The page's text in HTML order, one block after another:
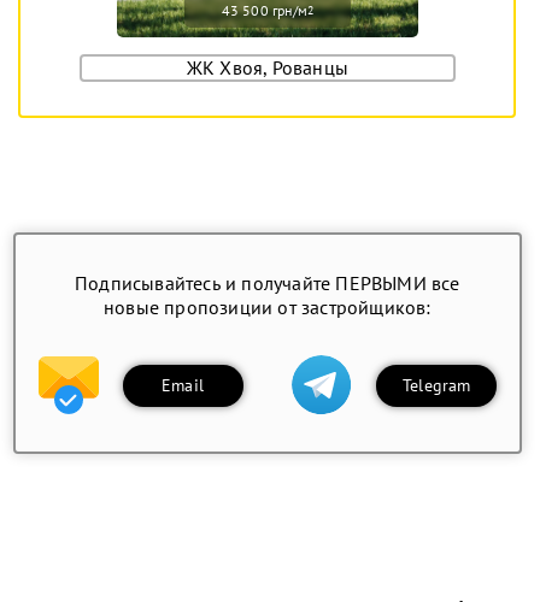
43 500 грн/м2
ЖК Хвоя, Рованцы
Подписывайтесь и получайте ПЕРВЫМИ все
новые пропозиции от застройщиков:
Email Telegram